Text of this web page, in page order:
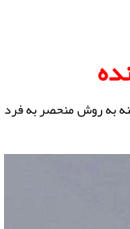
به روش منحصر به فرد